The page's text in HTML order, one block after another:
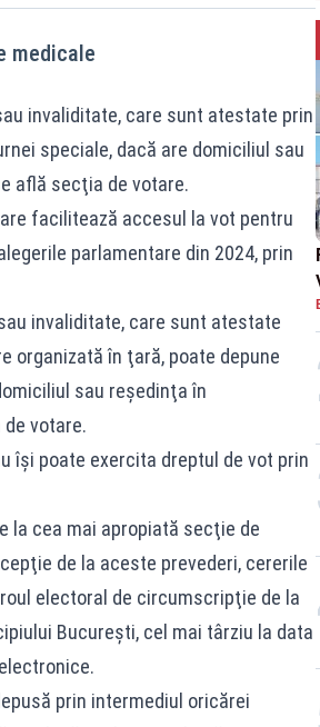
medicale
invaliditate, care sunt atestate prin
speciale, dacă are domiciliul sau
află secţia de votare.
facilitează accesul la vot pentru
parlamentare din 2024, prin
invaliditate, care sunt atestate
organizată în ţară, poate depune
sau reşedinţa în
votare.
îşi poate exercita dreptul de vot prin
la cea mai apropiată secţie de
de la aceste prevederi, cererile
electoral de circumscripţie de la
Bucureşti, cel mai târziu la data
prin intermediul oricărei